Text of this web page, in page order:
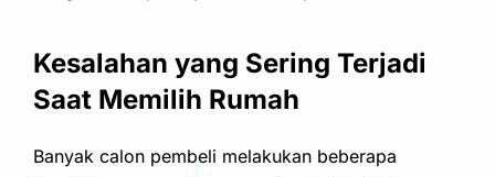
Kesalahan yang Sering Terjadi
Saat Memilih Rumah
Banyak calon pembeli melakukan beberapa